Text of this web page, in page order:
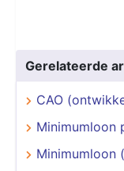
Gerelateerde
CAO
Minimumloon
Minimumloon